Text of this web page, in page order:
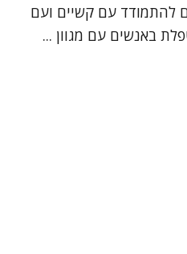
להתמודד עם קשיים ועם
באנשים עם מגוון ...